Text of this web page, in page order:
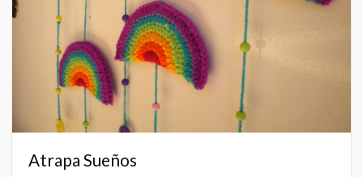
Atrapa Sueños